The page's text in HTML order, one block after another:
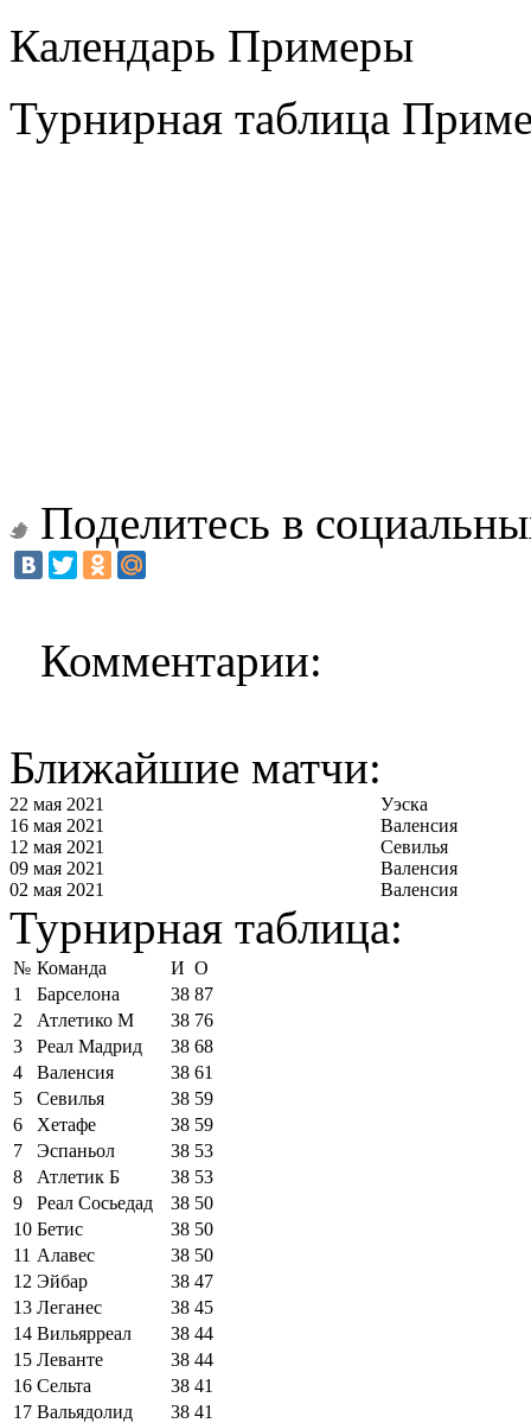
Календарь Примеры
Турнирная таблица
Поделитесь в
Комментарии:
Ближайшие матчи:
22 мая 2021
Уэска
16 мая 2021
Валенсия
12 мая 2021
Севилья
09 мая 2021
Валенсия
02 мая 2021
Валенсия
Турнирная таблица:
№ Команда И О
1
Барселона 38 87
2
Атлетико М 38 76
3
Реал Мадрид 38 68
4
Валенсия 38 61
5
Севилья 38 59
6
Хетафе 38 59
7
Эспаньол 38 53
8
Атлетик Б 38 53
9
Реал Сосьедад 38 50
10 Бетис 38 50
11 Алавес 38 50
12 Эйбар 38 47
13 Леганес 38 45
14 Вильярреал 38 44
15 Леванте 38 44
16 Сельта 38 41
17 Вальядолид 38 41